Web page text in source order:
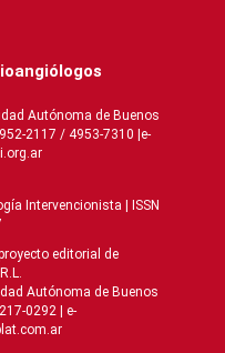
Autónoma de Buenos
2117 / 4953-7310 |e-
Intervencionista | ISSN
editorial de
Autónoma de Buenos
0292 | e-